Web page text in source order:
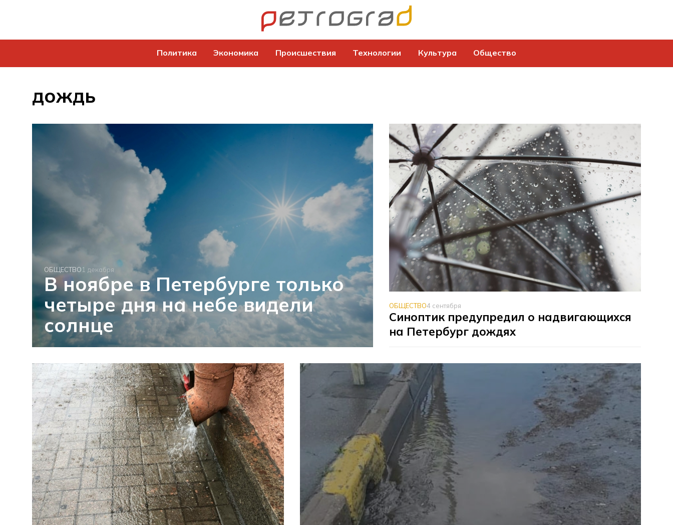
Политика Экономика Происшествия Технологии Культура Общество
дождь
ОБЩЕСТВО1 декабря
В ноябре в Петербурге только
четыре дня на небе видели
солнце
ОБЩЕСТВО4 сентября
Синоптик предупредил о надвигающихся
на Петербург дождях